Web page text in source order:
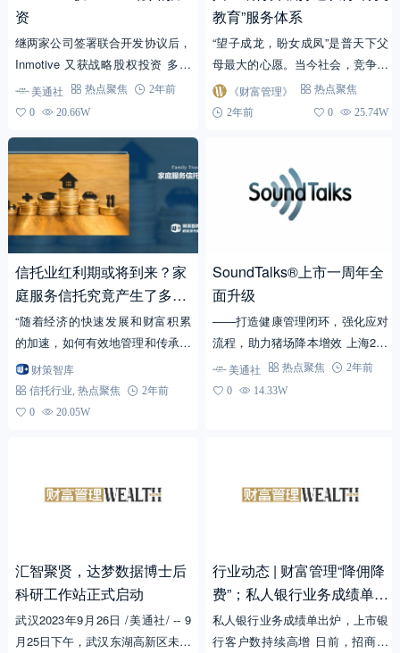
资
继两家公司签署联合开发协议后，
Inmotive 又获战略股权投资 多伦
多2023年10月23日 /美通社/ -- Inm
otive 今...
美通社 热点聚焦
2年前
0
20.66W
教育”服务体系
“望子成龙，盼女成凤”是普天下父
母最大的心愿。当今社会，竞争激
烈，作家长的都寄望自己的孩子见
多识广，具备多维度思考的探索精
《财富管理》
热点聚焦
2年前
0 25.74W
信托业红利期或将到来？家
庭服务信托究竟产生了多大
的影响？
“随着经济的快速发展和财富积累
的加速，如何有效地管理和传承家
庭财富成为了许多家庭面临的重要
课题。传统的财富管理和传承方式
往往无法满足日益复杂多元...
财策智库
信托行业 热点聚焦
2年前
0
20.05W
SoundTalks®上市一周年全
面升级
——打造健康管理闭环，强化应对
流程，助力猪场降本增效 上海202
3年9月26日 /美通社/ -- 猪群到底
最近健康状况如何，是否有潜在的
美通社 热点聚焦
2年前
0
14.33W
汇智聚贤，达梦数据博士后
科研工作站正式启动
武汉2023年9月26日 /美通社/ -- 9
月25日下午，武汉东湖高新区未来
行业动态 | 财富管理“降佣降
费”；私人银行业务成绩单出
炉；高净值人群偏好“标品投
资”
私人银行业务成绩单出炉，上市银
行客户数持续高增 日前，招商银